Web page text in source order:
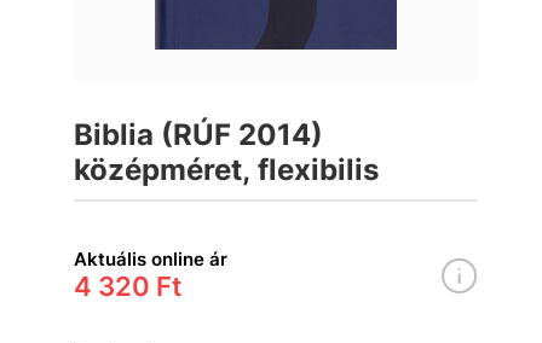
Biblia (RÚF 2014)
középméret, flexibilis
Aktuális online ár
4 320 Ft